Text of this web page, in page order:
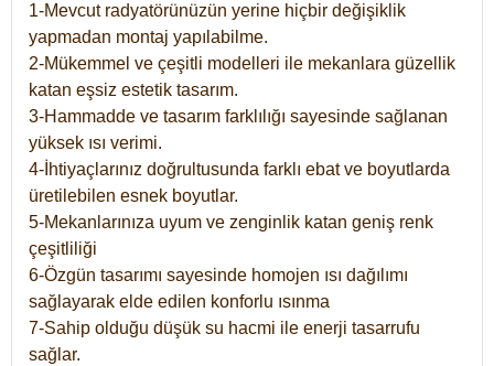
1-Mevcut radyatörünüzün yerine hiçbir değişiklik
yapmadan montaj yapılabilme.
2-Mükemmel ve çeşitli modelleri ile mekanlara güzellik
katan eşsiz estetik tasarım.
3-Hammadde ve tasarım farklılığı sayesinde sağlanan
yüksek ısı verimi.
4-İhtiyaçlarınız doğrultusunda farklı ebat ve boyutlarda
üretilebilen esnek boyutlar.
5-Mekanlarınıza uyum ve zenginlik katan geniş renk
çeşitliliği
6-Özgün tasarımı sayesinde homojen ısı dağılımı
sağlayarak elde edilen konforlu ısınma
7-Sahip olduğu düşük su hacmi ile enerji tasarrufu
sağlar.